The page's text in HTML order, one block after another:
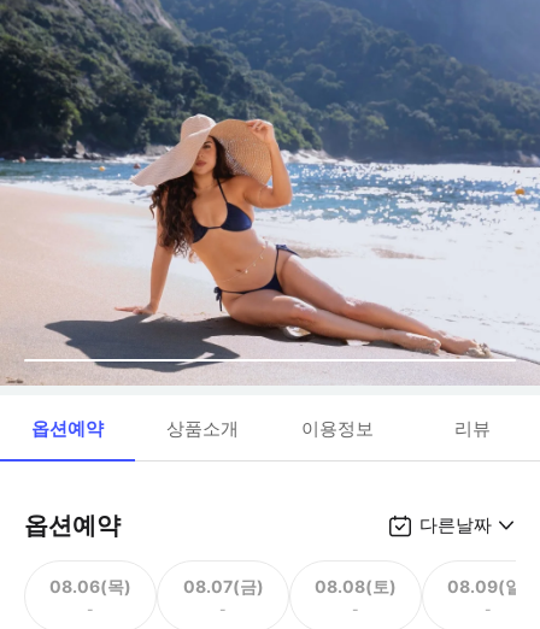
옵션예약 상품소개 이용정보 리뷰
옵션예약 다른날짜
08.06(목)
-
08.07(금)
-
08.08(토)
-
08.09(일)
-